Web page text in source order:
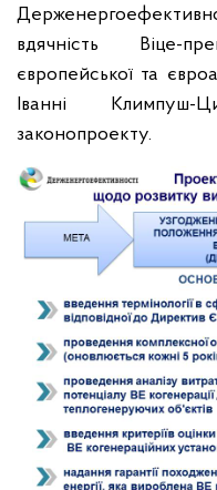
вдячність Віце-
європейської та
Іванні Климпуш-
законопроекту.